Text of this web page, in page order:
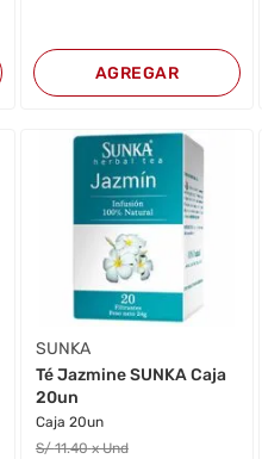
AGREGAR
SUNKA
Té Jazmine SUNKA Caja
20un
Caja 20un
S/11.40 x Und